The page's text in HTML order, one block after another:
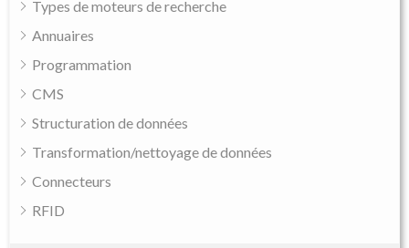
Types de moteurs de recherche
Annuaires
Programmation
CMS
Structuration de données
Transformation/nettoyage de données
Connecteurs
RFID